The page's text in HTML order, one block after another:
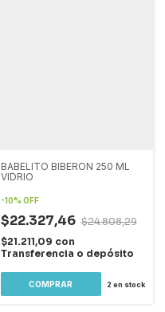
BABELITO BIBERON 250 ML
VIDRIO
-10% OFF
$22.327,46 $24.808,29
$21.211,09 con
Transferencia o depósito
2 en stock